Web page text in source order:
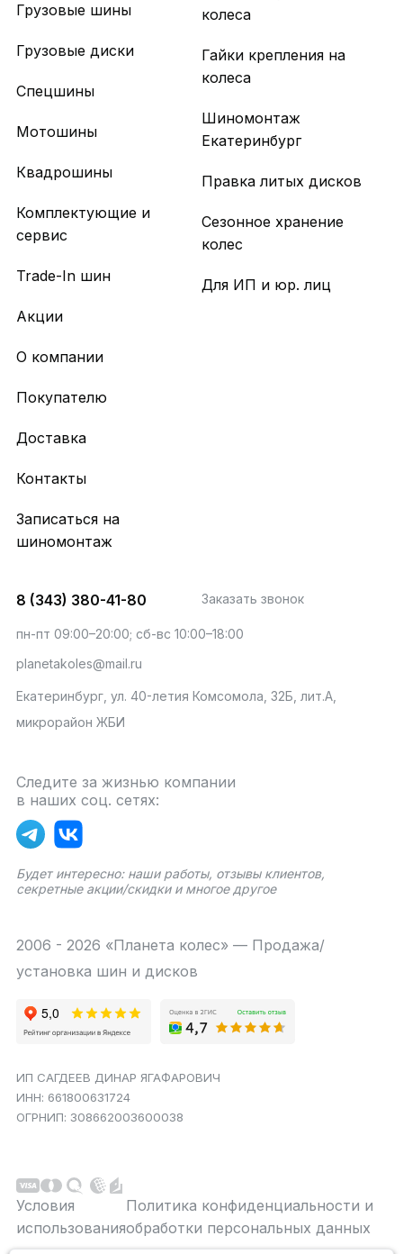
Грузовые шины
Грузовые диски
Спецшины
Мотошины
Квадрошины
Комплектующие и
сервис
Trade-In шин
Акции
колеса
Гайки крепления на
колеса
Шиномонтаж
Екатеринбург
Правка литых дисков
Сезонное хранение
колес
Для ИП и юр. лиц
О компании
Покупателю
Доставка
Контакты
Записаться на
шиномонтаж
8 (343) 380-41-80 Заказать звонок
пн-пт 09:00–20:00; сб-вс 10:00–18:00
planetakoles@mail.ru
Екатеринбург, ул. 40-летия Комсомола, 32Б, лит.А,
микрорайон ЖБИ
Следите за жизнью компании
в наших соц. сетях:
Будет интересно: наши работы, отзывы клиентов,
секретные акции/скидки и многое другое
2006 - 2026 «Планета колес» — Продажа/
установка шин и дисков
ИП САГДЕЕВ ДИНАР ЯГАФАРОВИЧ
ИНН: 661800631724
ОГРНИП: 308662003600038
Условия
использования
Политика конфиденциальности и
обработки персональных данных